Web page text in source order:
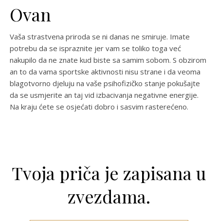
Ovan
Vaša strastvena priroda se ni danas ne smiruje. Imate
potrebu da se ispraznite jer vam se toliko toga već
nakupilo da ne znate kud biste sa samim sobom. S obzirom
an to da vama sportske aktivnosti nisu strane i da veoma
blagotvorno djeluju na vaše psihofizičko stanje pokušajte
da se usmjerite an taj vid izbacivanja negativne energije.
Na kraju ćete se osjećati dobro i sasvim rasterećeno.
Tvoja priča je zapisana u
zvezdama.